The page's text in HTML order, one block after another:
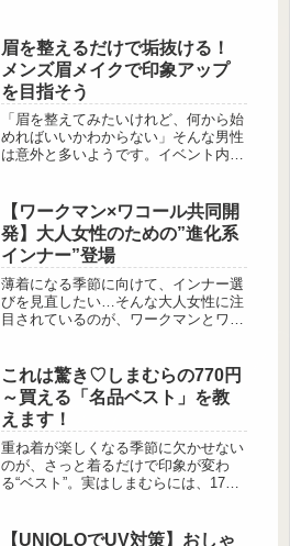
がりを簡単に再現できる点が支持され
ているブランドです。今回は、LUNA
の中でも注目度の高いコンシーラー2
種と、質感レイヤリングが楽しめるチ
ークを紹介します。削って使う新感覚
テクスチャー「グラインディング コ
ンシール バター」 出典:beautyまとめ
■LUNA グライ...
眉を整えるだけで垢抜ける！
メンズ眉メイクで印象アップ
を目指そう
「眉を整えてみたいけれど、何から始
めればいいかわからない」そんな男性
は意外と多いようです。イベント内で
る一方で、眉メイク経験者は1割程
度。その理由と […]
【ワークマン×ワコール共同開
発】大人女性のための”進化系
インナー”登場
薄着になる季節に向けて、インナー選
びを見直したい…そんな大人女性に注
目されているのが、ワークマンとワコ
クなのにきれい」を叶える設計が話題
を集めています。今回は、日常使いか
らきれいめコーデまで頼れる進化系イ
ンナーの魅力を詳しくご紹介します。
ワークマン×ワコール共同開発！大人
女性のためのインナー進化系 出
典:beautyまとめ ...
これは驚き♡しまむらの770円
～買える「名品ベスト」を教
えます！
重ね着が楽しくなる季節に欠かせない
のが、さっと着るだけで印象が変わ
る“ベスト”。実はしまむらには、1700
の女性でも取り入れやすい落ち着いた
【UNIQLOでUV対策】おしゃ